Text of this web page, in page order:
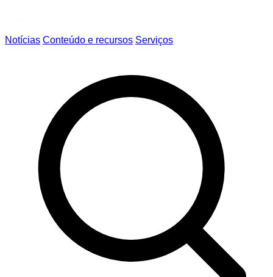
Notícias Conteúdo e recursos Serviços